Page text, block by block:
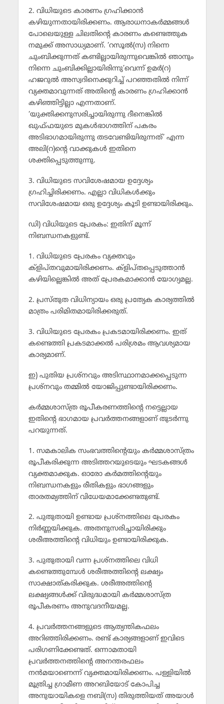
2. വിധിയുടെ കാരണം ഗ്രഹിക്കാന്‍
കഴിയുന്നതായിരിക്കണം. ആരാധനാകര്‍മ്മങ്ങള്‍
പോലെയുള്ള ചിലതിന്റെ കാരണം കണ്ടെത്തുക
നമുക്ക് അസാധ്യമാണ്. ‘റസൂല്‍(സ) നിന്നെ
ചുംബിക്കുന്നത് കണ്ടില്ലായിരുന്നുവെങ്കില്‍ ഞാനും
നിന്നെ ചുംബിക്കില്ലായിരിന്നു’വെന്ന് ഉമര്‍(റ)
ഹജറുല്‍ അസ്വദിനെക്കുറിച്ച് പറഞ്ഞതില്‍ നിന്ന്
വ്യക്തമാവുന്നത് അതിന്റെ കാരണം ഗ്രഹിക്കാന്‍
കഴിഞ്ഞിട്ടില്ലാ എന്നതാണ്.
‘യുക്തിക്കനുസരിച്ചായിരുന്നു ദീനെങ്കില്‍
ഖുഫ്ഫയുടെ മുകള്‍ഭാഗത്തിന് പകരം
അടിഭാഗമായിരുന്നു തടവേണ്ടിയിരുന്നത്’ എന്ന
അലി(റ)ന്റെ വാക്കുകള്‍ ഇതിനെ
ശക്തിപ്പെടുത്തുന്നു.
3. വിധിയുടെ സവിശേഷമായ ഉദ്ദേശ്യം
ഗ്രഹിച്ചിരിക്കണം. എല്ലാ വിധികള്‍ക്കും
സവിശേഷമായ ഒരു ഉദ്ദേശ്യം കൂടി ഉണ്ടായിരിക്കും.
ഡി) വിധിയുടെ പ്രേരകം: ഇതിന് മൂന്ന്
നിബന്ധനകളുണ്ട്.
1. വിധിയുടെ പ്രേരകം വ്യക്തവും
ക്ളിപ്തവുമായിരിക്കണം. ക്ളിപ്തപ്പെടുത്താന്‍
കഴിയില്ലെങ്കില്‍ അത് പ്രേരകമാക്കാന്‍ യോഗ്യമല്ല.
2. പ്രസ്തുത വിധിന്യായം ഒരു പ്രത്യേക കാര്യത്തില്‍
മാത്രം പരിമിതമായിരിക്കരുത്.
3. വിധിയുടെ പ്രേരകം പ്രകടമായിരിക്കണം. ഇത്
കണ്ടെത്തി പ്രകടമാക്കല്‍ പരിശ്രമം ആവശ്യമായ
കാര്യമാണ്.
ഇ) പുതിയ പ്രശ്നവും അടിസ്ഥാനമാക്കപ്പെടുന്ന
പ്രശ്നവും തമ്മില്‍ യോജിപ്പുണ്ടായിരിക്കണം.
കര്‍മ്മശാസ്ത്ര രൂപീകരണത്തിന്റെ നട്ടെല്ലായ
ഇതിന്റെ ഭാഗമായ പ്രവര്‍ത്തനങ്ങളാണ് തുടര്‍ന്നു
പറയുന്നത്.
1. സമകാലിക സംഭവത്തിന്റെയും കര്‍മ്മശാസ്ത്രം
രൂപീകരിക്കുന്ന അടിത്തറയുടെയും ഘടകങ്ങള്‍
വ്യക്തമാക്കുക. ഓരോ കര്‍മത്തിന്റെയും
നിബന്ധനകളും രീതികളും ഭാഗങ്ങളും
താരതമ്യത്തിന് വിധേയമാക്കേണ്ടതുണ്ട്.
2. പുതുതായി ഉണ്ടായ പ്രശ്നത്തിലെ പ്രേരകം
നിര്‍ണ്ണയിക്കുക. അതനുസരിച്ചായിരിക്കും
ശരീഅത്തിന്റെ വിധിയും ഉണ്ടായിരിക്കുക.
3. പുതുതായി വന്ന പ്രശ്നത്തിലെ വിധി
കണ്ടെത്തുമ്പേള്‍ ശരീഅത്തിന്റെ ലക്ഷ്യം
സാക്ഷാത്കരിക്കുക. ശരീഅത്തിന്റെ
ലക്ഷ്യങ്ങള്‍ക്ക് വിരുദ്ധമായി കര്‍മ്മശാസ്ത്ര
രൂപീകരണം അനുവദനീയമല്ല.
4. പ്രവര്‍ത്തനങ്ങളുടെ ആത്യന്തികഫലം
അറിഞ്ഞിരിക്കണം. രണ്ട് കാര്യങ്ങളാണ് ഇവിടെ
പരിഗണിക്കേണ്ടത്. ഒന്നാമതായി
പ്രവര്‍ത്തനത്തിന്റെ അനന്തരഫലം
നന്‍മയാണെന്ന് വ്യക്തമായിരിക്കണം. പള്ളിയില്‍
മൂത്രിച്ച ഗ്രാമീണ അറബിയോട് കോപിച്ച
അനുയായികളെ നബി(സ) തിരുത്തിയത് അയാള്‍